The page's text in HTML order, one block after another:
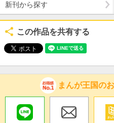
新刊から探す
この作品を共有する
まんが王国の